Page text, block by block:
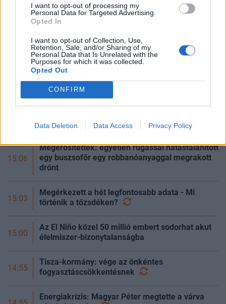
I want to opt-out of processing my
Personal Data for Targeted Advertising.
Opted In
I want to opt-out of Collection, Use,
Retention, Sale, and/or Sharing of my
Personal Data that Is Unrelated with the
Purposes for which it was collected.
Opted Out
CONFIRM
Data Deletion Data Access Privacy Policy
különösen nagy...
HOLDBLOG
A számlát mindannyian megfizetjük - így gyűrűzik
Egy súlyos hőhullám a terméskiesésen keresztül
megemelheti az élelmiszerárakat, visszafoghatja a
gazdasági növekedést, ronthatja a termelékenységet, sőt
még az állam finanszírozását is m
FRISS HÍREK
áfacsökkentés
15:06
Megerősítették: egyetlen rúgással hatástalanított
egy buszsofőr egy robbanóanyaggal megrakott
drónt
15:03
Megérkezett a hét legfontosabb adata - Mi
történik a tőzsdéken?
15:00
Az El Niño közel 50 millió embert sodorhat akut
élelmiszer-bizonytalanságba
14:55
Tisza-kormány: vége az önkéntes
fogyasztáscsökkentésnek
Energiakrízis: Magyar Péter megtette a várva